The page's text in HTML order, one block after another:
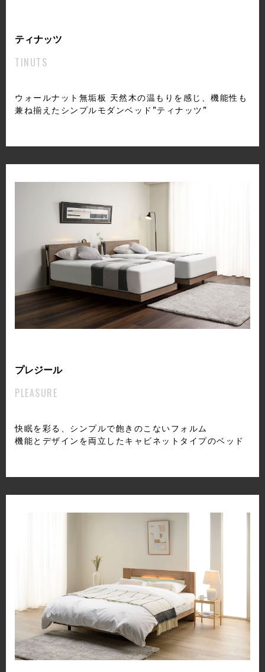
ティナッツ
TINUTS
ウォールナット無垢板 天然木の温もりを感じ、機能性も
兼ね揃えたシンプルモダンベッド”ティナッツ”
プレジール
PLEASURE
快眠を彩る、シンプルで飽きのこないフォルム
機能とデザインを両立したキャビネットタイプのベッド